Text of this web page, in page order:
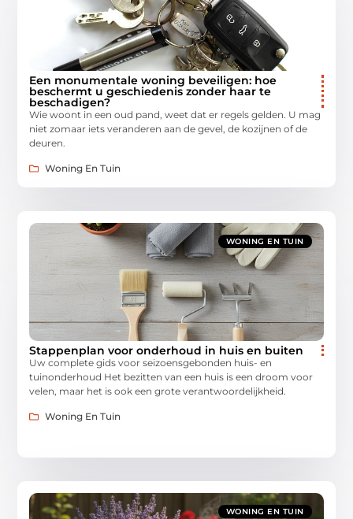
Een monumentale woning beveiligen: hoe
beschermt u geschiedenis zonder haar te
beschadigen?
Wie woont in een oud pand, weet dat er regels gelden. U mag
niet zomaar iets veranderen aan de gevel, de kozijnen of de
deuren.
Woning En Tuin
WONING EN TUIN
Stappenplan voor onderhoud in huis en buiten
Uw complete gids voor seizoensgebonden huis- en
tuinonderhoud Het bezitten van een huis is een droom voor
velen, maar het is ook een grote verantwoordelijkheid.
Woning En Tuin
WONING EN TUIN